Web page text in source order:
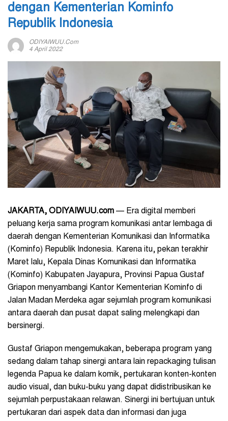
dengan Kementerian Kominfo
Republik Indonesia
ODIYAIWUU.com
4 April 2022
JAKARTA, ODIYAIWUU.com — Era digital memberi
peluang kerja sama program komunikasi antar lembaga di
daerah dengan Kementerian Komunikasi dan Informatika
(Kominfo) Republik Indonesia. Karena itu, pekan terakhir
Maret lalu, Kepala Dinas Komunikasi dan Informatika
(Kominfo) Kabupaten Jayapura, Provinsi Papua Gustaf
Griapon menyambangi Kantor Kementerian Kominfo di
Jalan Madan Merdeka agar sejumlah program komunikasi
antara daerah dan pusat dapat saling melengkapi dan
bersinergi.
Gustaf Griapon mengemukakan, beberapa program yang
sedang dalam tahap sinergi antara lain repackaging tulisan
legenda Papua ke dalam komik, pertukaran konten-konten
audio visual, dan buku-buku yang dapat didistribusikan ke
sejumlah perpustakaan relawan. Sinergi ini bertujuan untuk
pertukaran dari aspek data dan informasi dan juga